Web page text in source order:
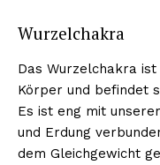
Wurzelchakra
Das Wurzelchakra
Körper und befindet
Es ist eng mit
und Erdung
dem Gleichgewicht